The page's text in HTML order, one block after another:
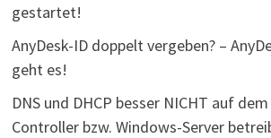
gestartet!
AnyDesk-ID doppelt vergeben? –
geht es!
DNS und DHCP besser NICHT auf
Controller bzw. Windows-Server